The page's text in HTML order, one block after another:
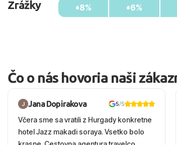
Zrážky
8%
6%
Čo o nás hovoria naši
Jana Dopirakova 5/5
Včera sme sa vratili z Hurgady konkretne
hotel Jazz makadi soraya. Vsetko bolo